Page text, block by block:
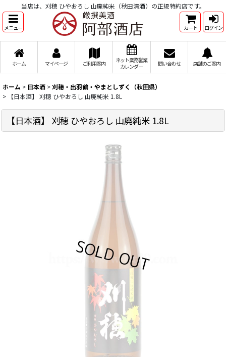
当店は、刈穂 ひやおろし 山廃純米（秋田清酒）の正規特約店です。
メニュー カート ログイン
ホーム マイページ ご利用案内
ネット業務営業
カレンダー
問い合わせ 店舗のご案内
ホーム > 日本酒 >刈穂・出羽鶴・やまとしずく（秋田県）
>
【日本酒】 刈穂 ひやおろし 山廃純米 1.8L
【日本酒】 刈穂 ひやおろし 山廃純米 1.8L